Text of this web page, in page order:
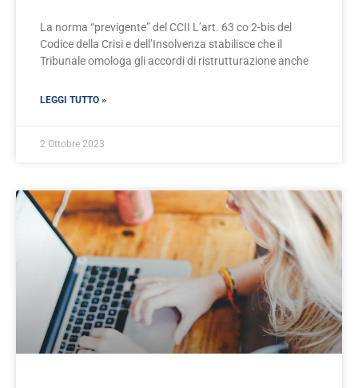
La norma “previgente” del CCII L’art. 63 co 2-bis del
Codice della Crisi e dell’Insolvenza stabilisce che il
Tribunale omologa gli accordi di ristrutturazione anche
LEGGI TUTTO »
2 Ottobre 2023